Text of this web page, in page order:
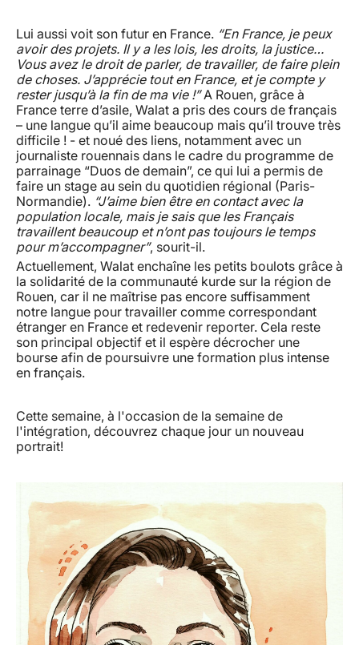
Lui aussi voit son futur en France. “En France, je peux
avoir des projets. Il y a les lois, les droits, la justice…
Vous avez le droit de parler, de travailler, de faire plein
de choses. J’apprécie tout en France, et je compte y
rester jusqu’à la fin de ma vie !”A Rouen, grâce à
France terre d’asile, Walat a pris des cours de français
– une langue qu’il aime beaucoup mais qu’il trouve très
difficile ! - et noué des liens, notamment avec un
journaliste rouennais dans le cadre du programme de
parrainage “Duos de demain”, ce qui lui a permis de
faire un stage au sein du quotidien régional (Paris-
Normandie). “J’aime bien être en contact avec la
population locale, mais je sais que les Français
travaillent beaucoup et n’ont pas toujours le temps
pour m’accompagner”, sourit-il.
Actuellement, Walat enchaîne les petits boulots grâce à
la solidarité de la communauté kurde sur la région de
Rouen, car il ne maîtrise pas encore suffisamment
notre langue pour travailler comme correspondant
étranger en France et redevenir reporter. Cela reste
son principal objectif et il espère décrocher une
bourse afin de poursuivre une formation plus intense
en français.
Cette semaine, à l'occasion de la semaine de
l'intégration, découvrez chaque jour un nouveau
portrait!